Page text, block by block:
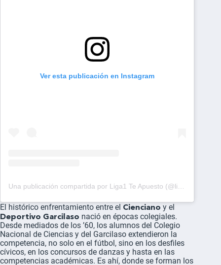
Ver esta publicación en Instagram
El histórico enfrentamiento entre el Cienciano y el
Deportivo Garcilaso nació en épocas colegiales.
Desde mediados de los ’60, los alumnos del Colegio
Nacional de Ciencias y del Garcilaso extendieron la
competencia, no solo en el fútbol, sino en los desfiles
cívicos, en los concursos de danzas y hasta en las
competencias académicas. Es ahí, donde se forman los